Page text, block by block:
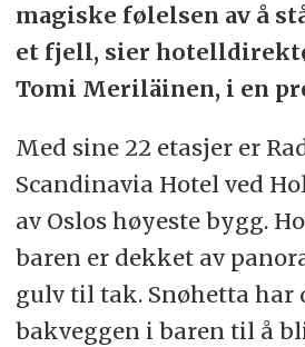
magiske følelsen av å
et fjell, sier
Tomi Meriläinen, i en
Med sine 22 etasjer er
Scandinavia Hotel ved
av Oslos høyeste bygg.
baren er dekket av
gulv til tak. Snøhetta har
bakveggen i baren til å